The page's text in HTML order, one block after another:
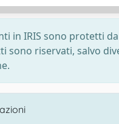
in IRIS sono protetti
sono riservati, salvo